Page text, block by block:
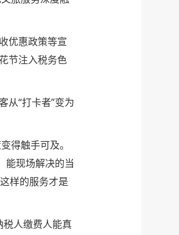
优惠政策等宣
节注入税务色
从“打卡者”变为
得触手可及。
能现场解决的当
样的服务才是
税人缴费人能真